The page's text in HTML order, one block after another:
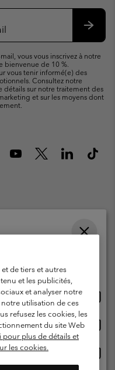
vous vous inscrivez à notre
bienvenue de 10 %.
vous tenir informé(e) des
Consultez notre
détails sur notre traitement des
et sur les moyens dont
Avenue des Morgines, 12
l'utilisateur
Impressum
à 18h
de tiers et autres
et les publicités,
et analyser notre
utilisation de ces
refusez les cookies, les
du site Web
pour plus de détails et
les cookies.
disponibles
ligne
ligne